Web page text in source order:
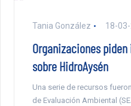
Tania González 18-
Organizaciones
sobre HidroAysén
Una serie de recursos
de Evaluación Ambiental